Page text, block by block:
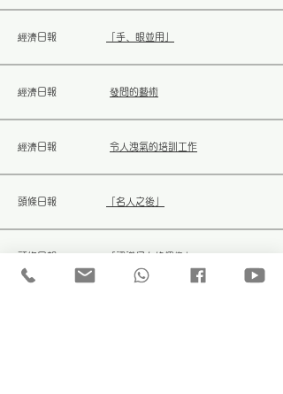
經濟日報 「手、眼並用」
經濟日報 發問的藝術
經濟日報 令人洩氣的培訓工作
頭條日報 「名人之後」
頭條日報 「認識仔女的偶像」